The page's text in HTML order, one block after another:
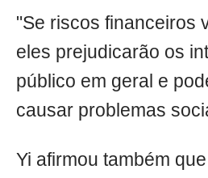
"Se riscos financeiros
eles prejudicarão os
público em geral e
causar problemas
Yi afirmou também